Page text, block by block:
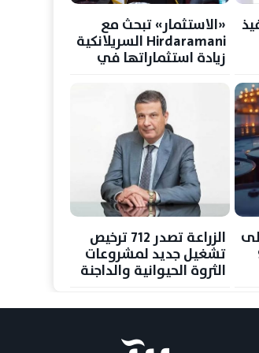
«الاستثمار» تبحث مع
Hirdaramani السريلانكية
زيادة استثماراتها في
الزراعة تصدر 712 ترخيص
تشغيل جديد لمشروعات
الثروة الحيوانية والداجنة